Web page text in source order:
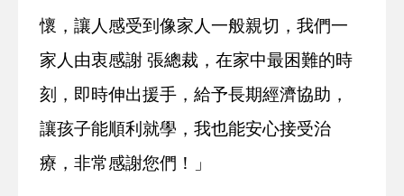
懷，讓人感受到像家人一般親切，我們一
家人由衷感謝 張總裁，在家中最困難的時
刻，即時伸出援手，給予長期經濟協助，
讓孩子能順利就學，我也能安心接受治
療，非常感謝您們！」